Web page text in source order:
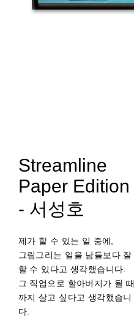
Streamline
Paper Edition
- 서성호
제가 할 수 있는 일 중에,
그림그리는 일을 남들보다 잘
할 수 있다고 생각했습니다.
그 직업으로 할아버지가 될 때
까지 살고 싶다고 생각했습니
다.